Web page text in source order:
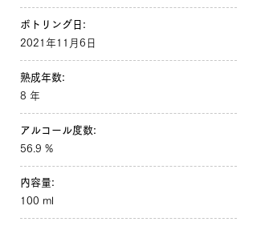
ボトリング日:
2021年11月6日
熟成年数:
8 年
アルコール度数:
56.9 %
内容量:
100 ml